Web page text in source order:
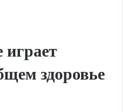
играет
здоровье